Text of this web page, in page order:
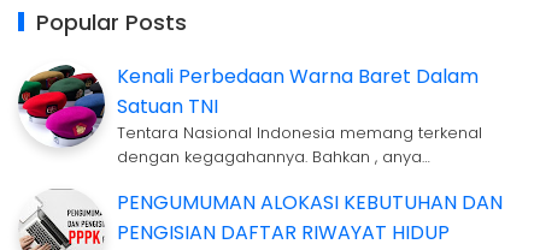
Popular Posts
Kenali Perbedaan Warna Baret Dalam
Satuan TNI
Tentara Nasional Indonesia memang terkenal
dengan kegagahannya. Bahkan , anya…
PENGUMUMAN ALOKASI KEBUTUHAN DAN
PENGISIAN DAFTAR RIWAYAT HIDUP